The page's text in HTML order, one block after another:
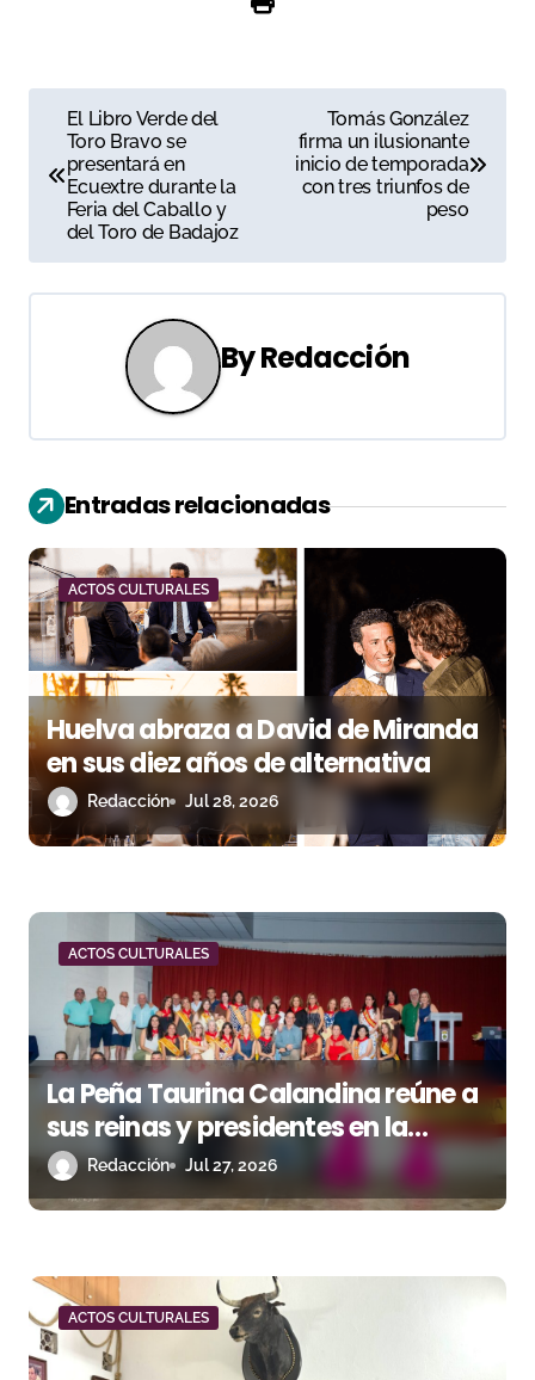
a
e
g
i
ó
n
d
e
e
n
t
r
s
El Libro Verde del
Toro Bravo se
presentará en
Ecuextre durante la
Feria del Caballo y
del Toro de Badajoz
Tomás González
firma un ilusionante
inicio de temporada
con tres triunfos de
peso
ByRedacción
Entradas relacionadas
ACTOS CULTURALES
Huelva abraza a David de Miranda
en sus diez años de alternativa
Redacción Jul 28, 2026
ACTOS CULTURALES
La Peña Taurina Calandina reúne a
sus reinas y presidentes en la
celebración de su 50.º aniversario
Redacción Jul 27, 2026
ACTOS CULTURALES